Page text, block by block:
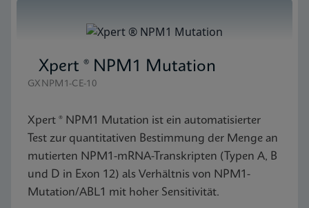
Xpert ® NPM1 Mutation
GXNPM1-CE-10
Xpert ® NPM1 Mutation ist ein automatisierter
Test zur quantitativen Bestimmung der Menge an
mutierten NPM1-mRNA-Transkripten (Typen A, B
und D in Exon 12) als Verhältnis von NPM1-
Mutation/ABL1 mit hoher Sensitivität.